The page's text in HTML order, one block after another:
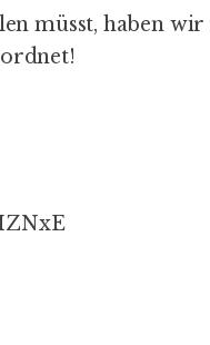
müsst, haben wir